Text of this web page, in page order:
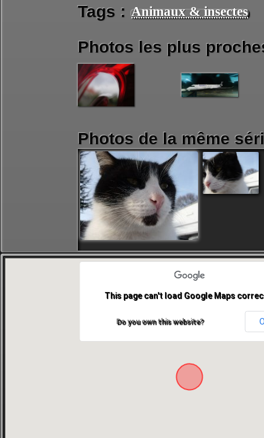
Tags : Animaux & insectes
Photos les plus
Photos de la même
This page can't load Google Maps
Do you own this website?